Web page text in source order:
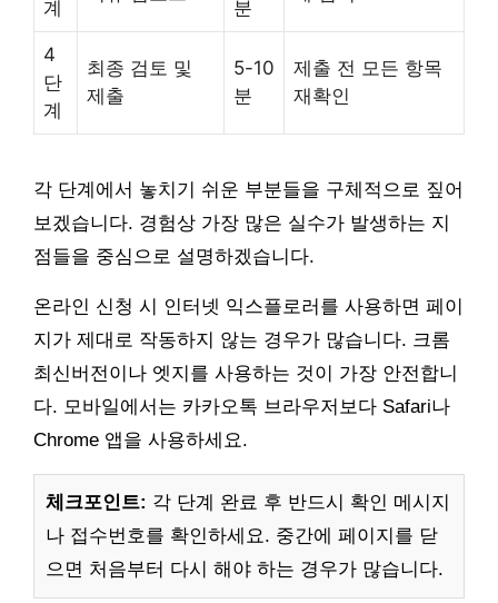
계
분
4
단
계
최종 검토 및
제출
5-10
분
제출 전 모든 항목
재확인
각 단계에서 놓치기 쉬운 부분들을 구체적으로 짚어
보겠습니다. 경험상 가장 많은 실수가 발생하는 지
점들을 중심으로 설명하겠습니다.
온라인 신청 시 인터넷 익스플로러를 사용하면 페이
지가 제대로 작동하지 않는 경우가 많습니다. 크롬
최신버전이나 엣지를 사용하는 것이 가장 안전합니
다. 모바일에서는 카카오톡 브라우저보다 Safari나
Chrome 앱을 사용하세요.
체크포인트: 각 단계 완료 후 반드시 확인 메시지
나 접수번호를 확인하세요. 중간에 페이지를 닫
으면 처음부터 다시 해야 하는 경우가 많습니다.